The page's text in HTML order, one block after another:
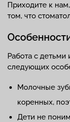
Приходите к
том, что
Работа с
следующих
Молочные
коренных,
Дети не